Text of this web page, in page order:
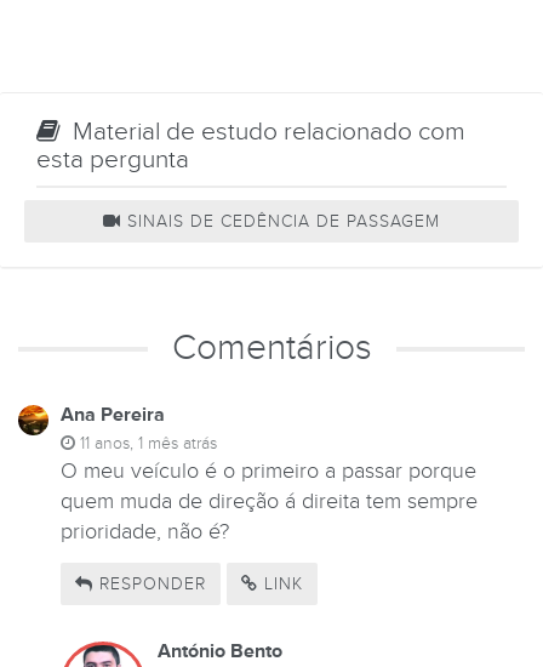
Material de estudo relacionado com
esta pergunta
SINAIS DE CEDÊNCIA DE PASSAGEM
Comentários
Ana Pereira
11 anos, 1 mês atrás
O meu veículo é o primeiro a passar porque
quem muda de direção á direita tem sempre
prioridade, não é?
RESPONDER LINK
António Bento